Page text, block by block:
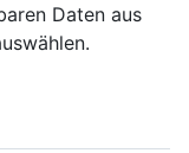
Daten aus